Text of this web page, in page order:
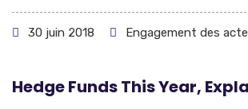
30 juin 2018 Engagement des
Hedge Funds This Year,